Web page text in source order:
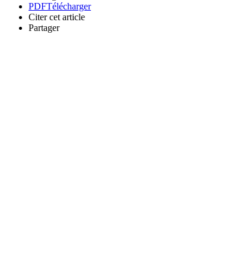
PDFTélécharger
Citer cet article
Partager